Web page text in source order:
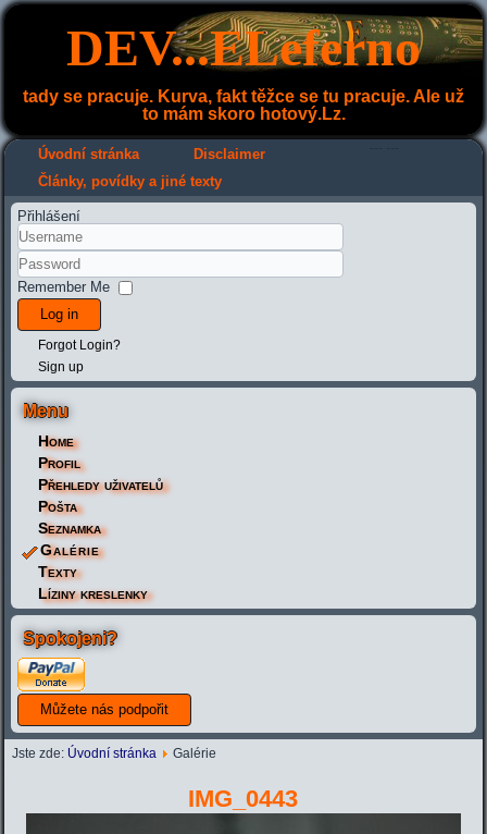
DEV...ELeferno
tady se pracuje. Kurva, fakt těžce se tu pracuje. Ale už
to mám skoro hotový.Lz.
Úvodní stránka Disclaimer
Články, povídky a jiné texty
Přihlášení
Remember Me
Log in
Forgot Login?
Sign up
Menu
Home
Profil
Přehledy uživatelů
Pošta
Seznamka
Galérie
Texty
Líziny kreslenky
Spokojeni?
Jste zde: Úvodní stránka Galérie
IMG_0443